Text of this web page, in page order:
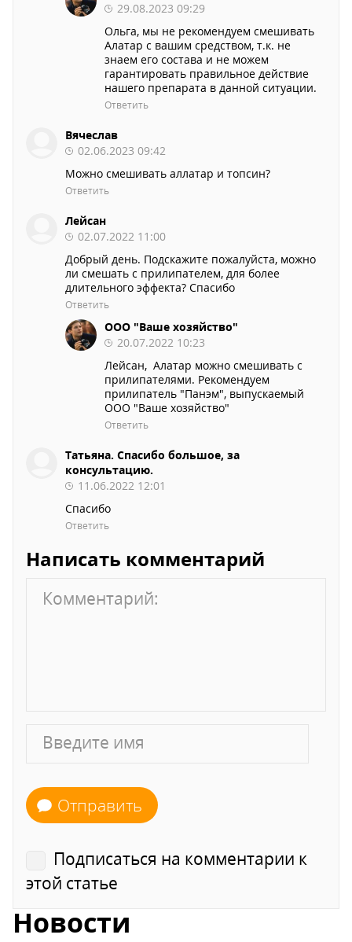
29.08.2023 09:29
Ольга, мы не рекомендуем смешивать
Алатар с вашим средством, т.к. не
знаем его состава и не можем
гарантировать правильное действие
нашего препарата в данной ситуации.
Ответить
Вячеслав
02.06.2023 09:42
Можно смешивать аллатар и топсин?
Ответить
Лейсан
02.07.2022 11:00
Добрый день. Подскажите пожалуйста, можно
ли смешать с прилипателем, для более
длительного эффекта? Спасибо
Ответить
ООО "Ваше хозяйство"
20.07.2022 10:23
Лейсан, Алатар можно смешивать с
прилипателями. Рекомендуем
прилипатель "Панэм", выпускаемый
ООО "Ваше хозяйство"
Ответить
Татьяна. Спасибо большое, за
консультацию.
11.06.2022 12:01
Спасибо
Ответить
Написать комментарий
Отправить
Подписаться на комментарии к
этой статье
Новости